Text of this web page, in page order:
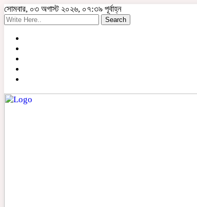
সোমবার, ০৩ অগাস্ট ২০২৬, ০৭:৩৯ পূর্বাহ্ন
Search